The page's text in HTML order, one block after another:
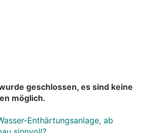
geschlossen, es sind keine
möglich.
Enthärtungsanlage, ab